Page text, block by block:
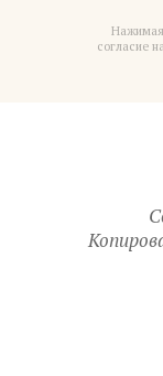
Нажимая
согласие